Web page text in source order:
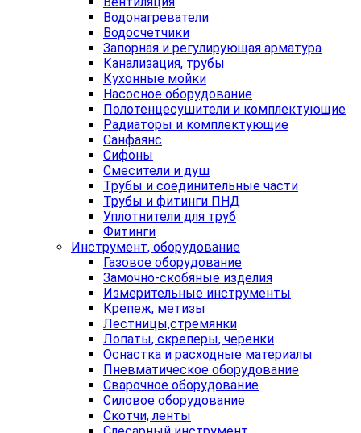
Водонагреватели
Водосчетчики
Запорная и регулирующая арматура
Канализация, трубы
Кухонные мойки
Насосное оборудование
Полотенцесушители и комплектующие
Радиаторы и комплектующие
Санфаянс
Сифоны
Смесители и душ
Трубы и соединительные части
Трубы и фитинги ПНД
Уплотнители для труб
Фитинги
Инструмент, оборудование
Газовое оборудование
Замочно-скобяные изделия
Измерительные инструменты
Крепеж, метизы
Лестницы,стремянки
Лопаты, скреперы, черенки
Оснастка и расходные материалы
Пневматическое оборудование
Сварочное оборудование
Силовое оборудование
Скотчи, ленты